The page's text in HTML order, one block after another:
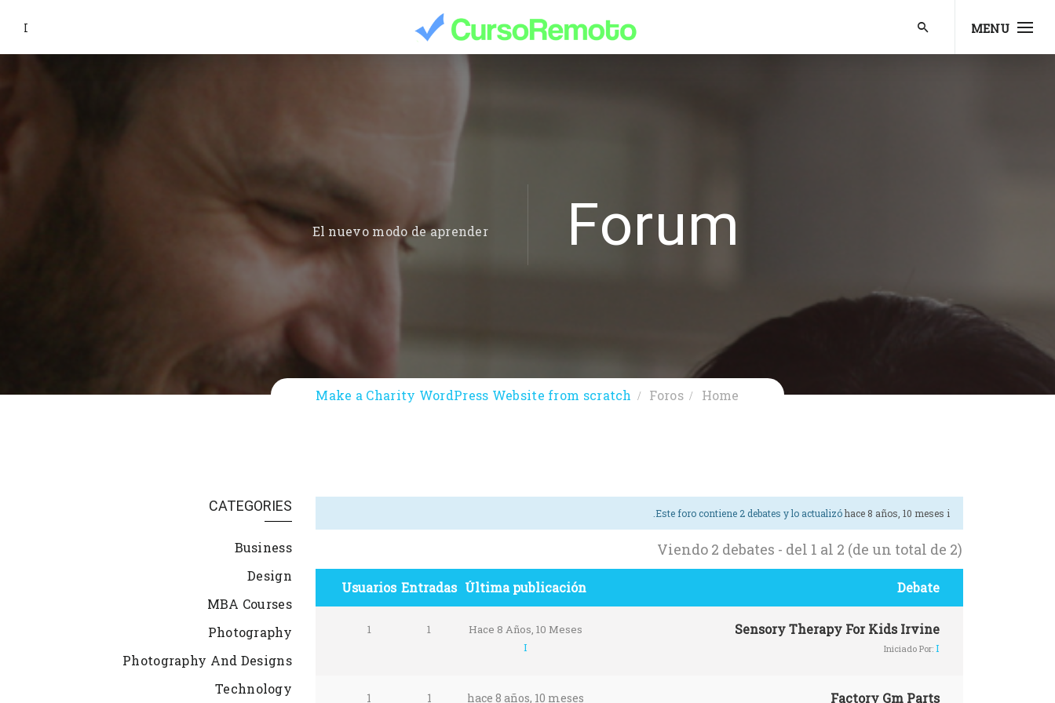
MENU
I
Forum
El nuevo modo de aprender
Home
Foros
Make a Charity WordPress Website from scratch
Este foro contiene 2 debates y lo actualizóhace 8 años, 10 meses i
Viendo 2 debates - del 1 al 2 (de un total de 2)
Debate
Usuarios Entradas Última publicación
Sensory Therapy For Kids Irvine
Iniciado Por: I
1 1
Hace 8 Años, 10 Meses
I
Factory Gm Parts
1 1 hace 8 años, 10 meses
CATEGORIES
Business
Design
MBA Courses
Photography
Photography And Designs
Technology